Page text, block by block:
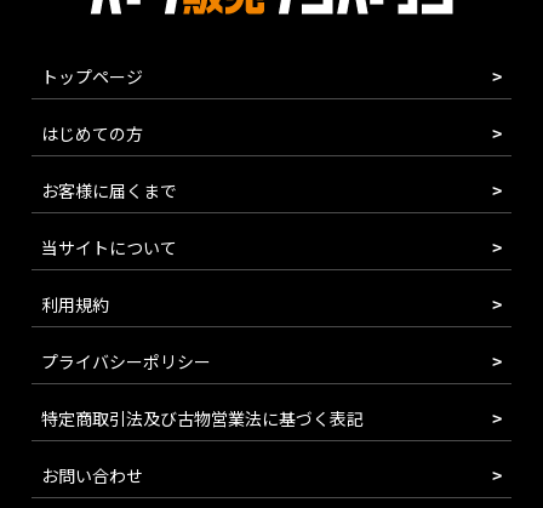
トップページ
はじめての方
お客様に届くまで
当サイトについて
利用規約
プライバシーポリシー
特定商取引法及び古物営業法に基づく表記
お問い合わせ